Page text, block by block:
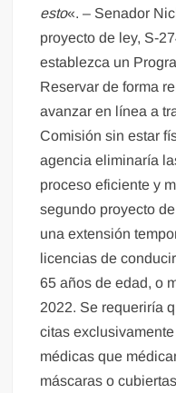
esto«. – Senador
proyecto de ley, S-
establezca un
Reservar de forma
avanzar en línea a
Comisión sin estar
agencia eliminaría
proceso eficiente y
segundo proyecto
una extensión
licencias de
65 años de edad, o
2022. Se requeriría
citas
médicas que
máscaras o